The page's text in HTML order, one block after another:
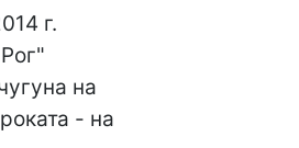
г.
на
- на